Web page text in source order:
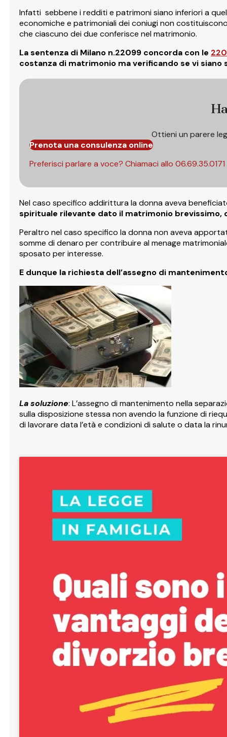
Infatti sebbene i redditi e patrimoni siano inferiori a
economiche e patrimoniali dei coniugi non
che ciascuno dei due conferisce nel matrimonio.
La sentenza di Milano n.22099 concorda con le
costanza di matrimonio ma verificando se vi
Ottieni un parere
Prenota una consulenza online
Preferisci parlare a voce? Chiamaci allo 06.69.35.0171
Nel caso specifico addirittura la donna aveva
spirituale rilevante dato il matrimonio brevissimo,
Peraltro nel caso specifico la donna non aveva
somme di denaro per contribuire al menage
sposato per interesse.
E dunque la richiesta dell’assegno di
La soluzione: L’assegno di mantenimento nella
sulla disposizione stessa non avendo la funzione di
di lavorare data l’età e condizioni di salute o data la